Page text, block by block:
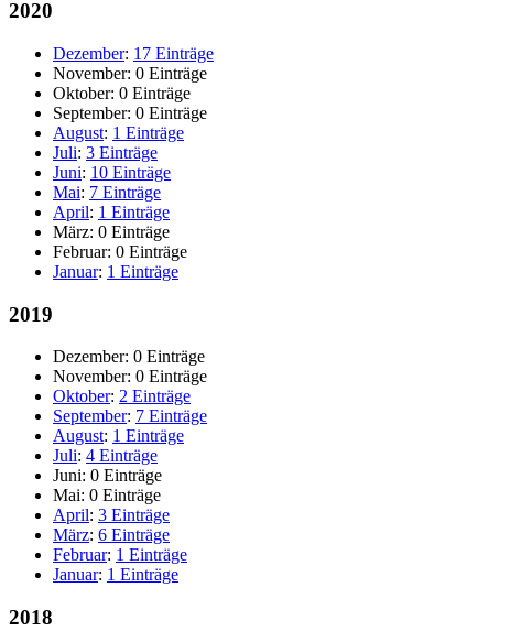
2020
Dezember: 17 Einträge
November: 0 Einträge
Oktober: 0 Einträge
September: 0 Einträge
August: 1 Einträge
Juli: 3 Einträge
Juni: 10 Einträge
Mai: 7 Einträge
April: 1 Einträge
März: 0 Einträge
Februar: 0 Einträge
Januar: 1 Einträge
2019
Dezember: 0 Einträge
November: 0 Einträge
Oktober: 2 Einträge
September: 7 Einträge
August: 1 Einträge
Juli: 4 Einträge
Juni: 0 Einträge
Mai: 0 Einträge
April: 3 Einträge
März: 6 Einträge
Februar: 1 Einträge
Januar: 1 Einträge
2018